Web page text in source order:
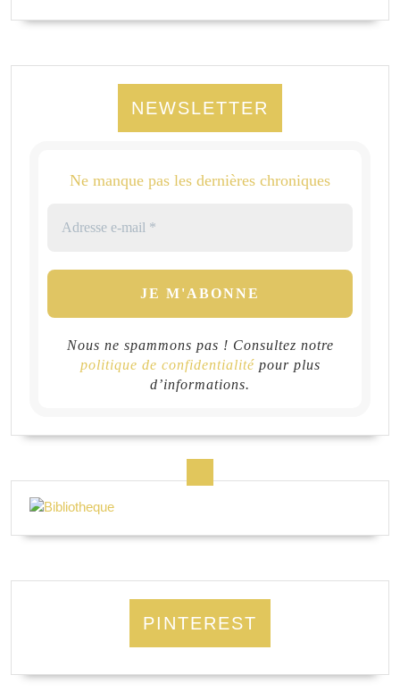
NEWSLETTER
Ne manque pas les dernières chroniques
Nous ne spammons pas ! Consultez notre
politique de confidentialitépour plus
d’informations.
PINTEREST